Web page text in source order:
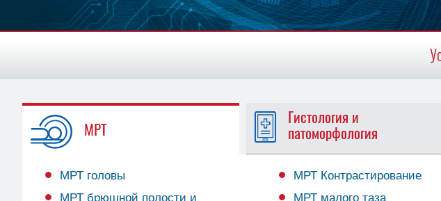
МРТ
Гистология и
патоморфология
МРТ головы
МРТ брюшной полости и
МРТ Контрастирование
МРТ малого таза